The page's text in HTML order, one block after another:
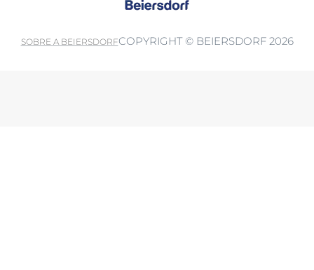
SOBRE A BEIERSDORFCOPYRIGHT © BEIERSDORF 2026